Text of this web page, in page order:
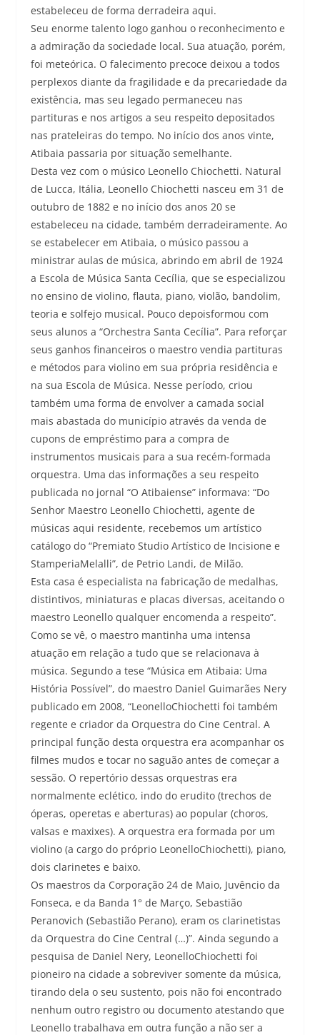
estabeleceu de forma derradeira aqui.
Seu enorme talento logo ganhou o reconhecimento e
a admiração da sociedade local. Sua atuação, porém,
foi meteórica. O falecimento precoce deixou a todos
perplexos diante da fragilidade e da precariedade da
existência, mas seu legado permaneceu nas
partituras e nos artigos a seu respeito depositados
nas prateleiras do tempo. No início dos anos vinte,
Atibaia passaria por situação semelhante.
Desta vez com o músico Leonello Chiochetti. Natural
de Lucca, Itália, Leonello Chiochetti nasceu em 31 de
outubro de 1882 e no início dos anos 20 se
estabeleceu na cidade, também derradeiramente. Ao
se estabelecer em Atibaia, o músico passou a
ministrar aulas de música, abrindo em abril de 1924
a Escola de Música Santa Cecília, que se especializou
no ensino de violino, flauta, piano, violão, bandolim,
teoria e solfejo musical. Pouco depoisformou com
seus alunos a “Orchestra Santa Cecília”. Para reforçar
seus ganhos financeiros o maestro vendia partituras
e métodos para violino em sua própria residência e
na sua Escola de Música. Nesse período, criou
também uma forma de envolver a camada social
mais abastada do município através da venda de
cupons de empréstimo para a compra de
instrumentos musicais para a sua recém-formada
orquestra. Uma das informações a seu respeito
publicada no jornal “O Atibaiense” informava: “Do
Senhor Maestro Leonello Chiochetti, agente de
músicas aqui residente, recebemos um artístico
catálogo do “Premiato Studio Artístico de Incisione e
StamperiaMelalli”, de Petrio Landi, de Milão.
Esta casa é especialista na fabricação de medalhas,
distintivos, miniaturas e placas diversas, aceitando o
maestro Leonello qualquer encomenda a respeito”.
Como se vê, o maestro mantinha uma intensa
atuação em relação a tudo que se relacionava à
música. Segundo a tese “Música em Atibaia: Uma
História Possível”, do maestro Daniel Guimarães Nery
publicado em 2008, “LeonelloChiochetti foi também
regente e criador da Orquestra do Cine Central. A
principal função desta orquestra era acompanhar os
filmes mudos e tocar no saguão antes de começar a
sessão. O repertório dessas orquestras era
normalmente eclético, indo do erudito (trechos de
óperas, operetas e aberturas) ao popular (choros,
valsas e maxixes). A orquestra era formada por um
violino (a cargo do próprio LeonelloChiochetti), piano,
dois clarinetes e baixo.
Os maestros da Corporação 24 de Maio, Juvêncio da
Fonseca, e da Banda 1° de Março, Sebastião
Peranovich (Sebastião Perano), eram os clarinetistas
da Orquestra do Cine Central (…)”. Ainda segundo a
pesquisa de Daniel Nery, LeonelloChiochetti foi
pioneiro na cidade a sobreviver somente da música,
tirando dela o seu sustento, pois não foi encontrado
nenhum outro registro ou documento atestando que
Leonello trabalhava em outra função a não ser a